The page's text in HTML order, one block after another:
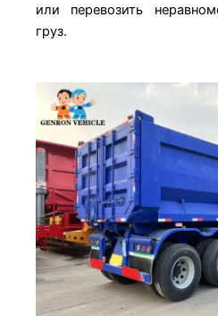
или перевозить
груз.